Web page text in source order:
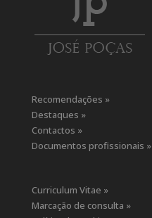
Recomendações »
Destaques »
Contactos »
Documentos profissionais »
Curriculum Vitae »
Marcação de consulta »